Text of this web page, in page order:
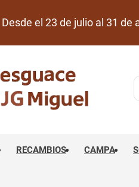
Desde el 23 de julio al 31
RECAMBIOS CAMPA